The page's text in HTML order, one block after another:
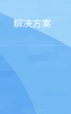
解决方案